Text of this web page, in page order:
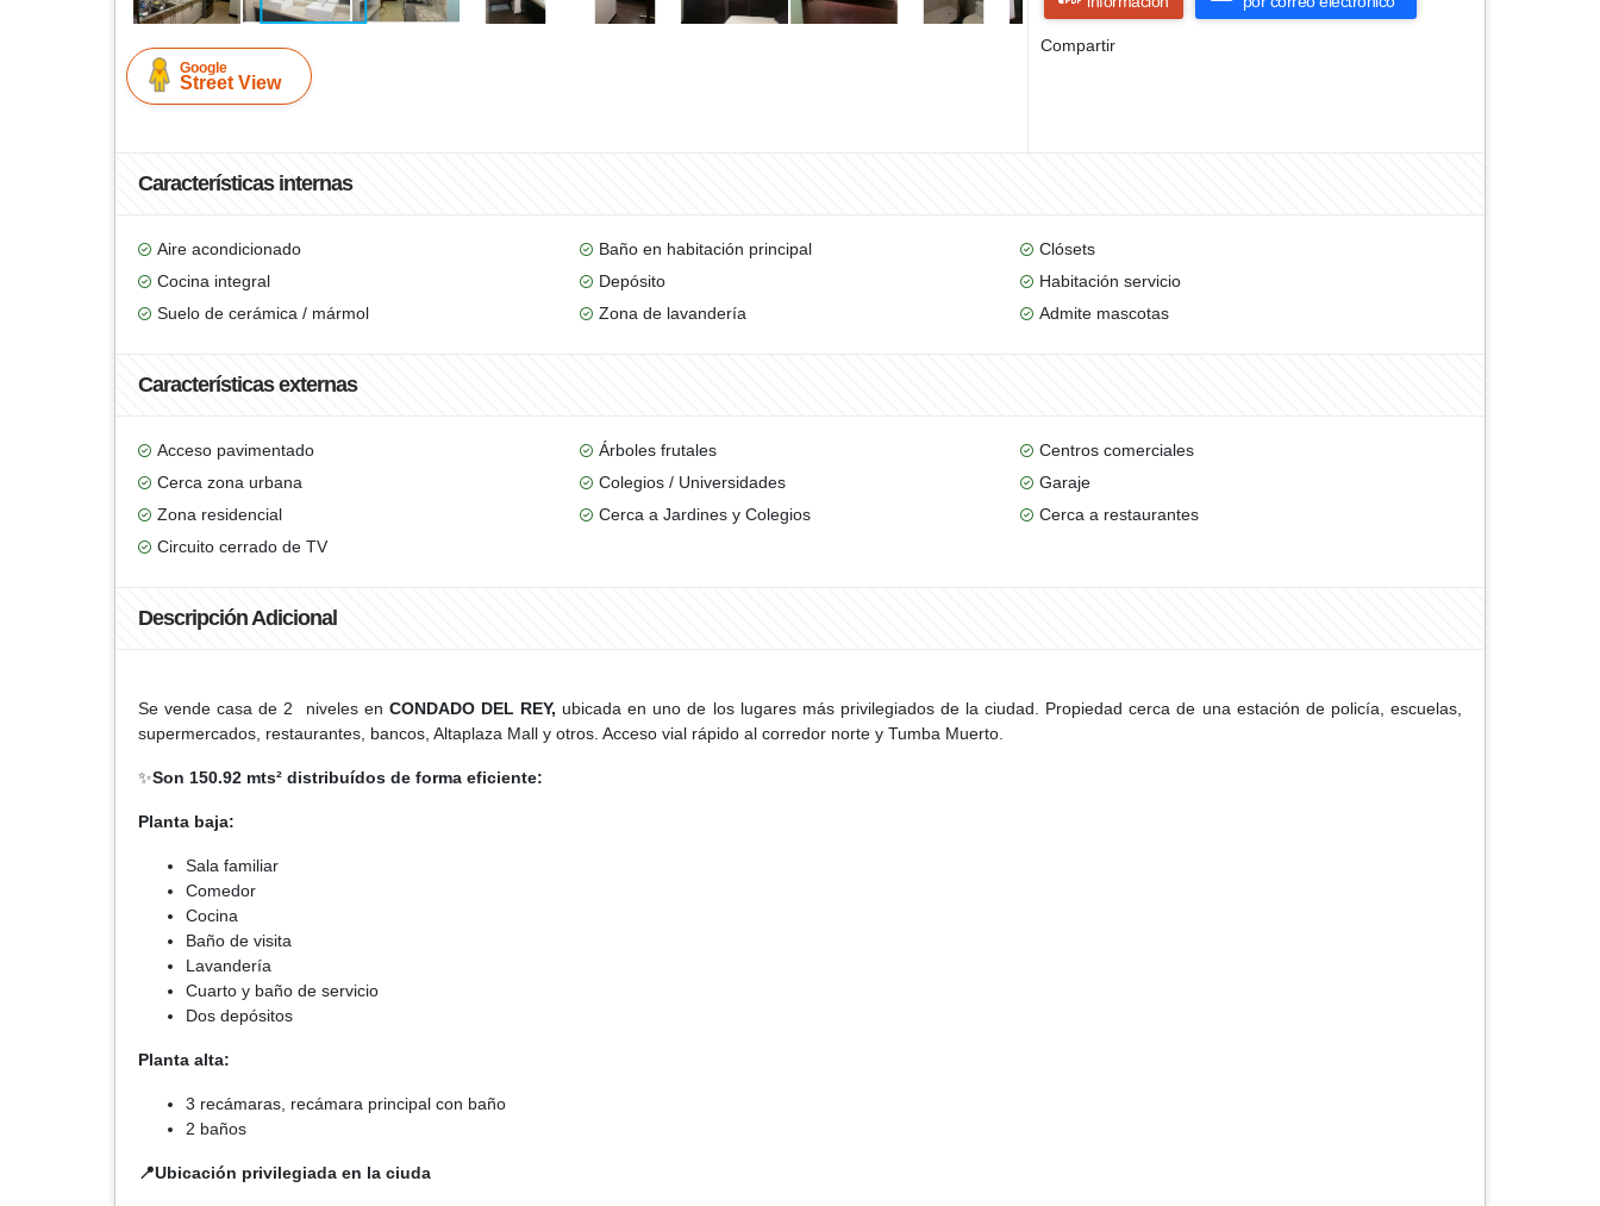
Google
Street View
Compartir
Características internas
Aire acondicionado Baño en habitación principal
Clósets
Cocina integral
Depósito
Habitación servicio
Suelo de cerámica / mármol
Zona de lavandería Admite mascotas
Características externas
Acceso pavimentado Árboles frutales
Centros comerciales
Cerca zona urbana
Colegios / Universidades
Garaje
Zona residencial
Cerca a Jardines y Colegios
Cerca a restaurantes
Circuito cerrado de TV
Descripción Adicional
Se vende casa de 2 niveles en CONDADO DEL REY, ubicada en uno de los lugares más privilegiados de la ciudad. Propiedad cerca de una estación de policía, escuelas,
supermercados, restaurantes, bancos, Altaplaza Mall y otros. Acceso vial rápido al corredor norte y Tumba Muerto.
✨Son 150.92 mts² distribuídos de forma eficiente:
Planta baja:
Sala familiar
Comedor
Cocina
Baño de visita
Lavandería
Cuarto y baño de servicio
Dos depósitos
Planta alta:
3 recámaras, recámara principal con baño
2 baños
📍Ubicación privilegiada en la ciuda